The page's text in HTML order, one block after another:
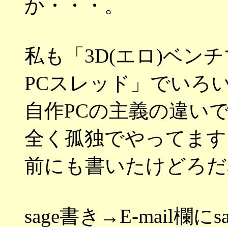
か・・・。
私も「3D(エロ)ベン
PCスレッド」でいろ
自作PCの主義の違い
全く孤独でやってま
前にも書いたけどろ
sage書き→E-mail欄に